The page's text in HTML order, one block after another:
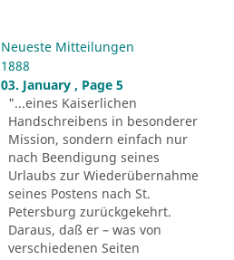
Neueste Mitteilungen
1888
03. January , Page 5
"...eines Kaiserlichen
Handschreibens in besonderer
Mission, sondern einfach nur
nach Beendigung seines
Urlaubs zur Wiederübernahme
seines Postens nach St.
Petersburg zurückgekehrt.
Daraus, daß er – was von
verschiedenen Seiten